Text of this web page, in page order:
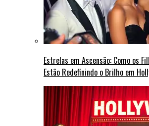
Estrelas em Ascensão: Como os
Estão Redefinindo o Brilho em